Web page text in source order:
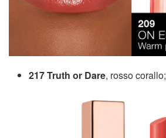
217 Truth or Dare, rosso corallo;